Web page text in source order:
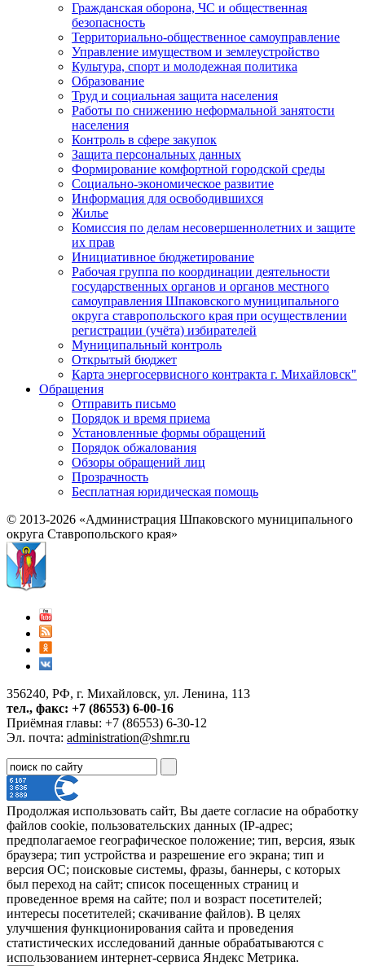
Гражданская оборона, ЧС и общественная
безопасность
Территориально-общественное самоуправление
Управление имуществом и землеустройство
Культура, спорт и молодежная политика
Образование
Труд и социальная защита населения
Работы по снижению неформальной занятости
населения
Контроль в сфере закупок
Защита персональных данных
Формирование комфортной городской среды
Социально-экономическое развитие
Информация для освободившихся
Жилье
Комиссия по делам несовершеннолетних и защите
их прав
Инициативное бюджетирование
Рабочая группа по координации деятельности
государственных органов и органов местного
самоуправления Шпаковского муниципального
округа ставропольского края при осуществлении
регистрации (учёта) избирателей
Муниципальный контроль
Открытый бюджет
Карта энергосервисного контракта г. Михайловск"
Обращения
Отправить письмо
Порядок и время приема
Установленные формы обращений
Порядок обжалования
Обзоры обращений лиц
Прозрачность
Бесплатная юридическая помощь
© 2013-2026 «Администрация Шпаковского муниципального
округа Ставропольского края»
356240, РФ, г. Михайловск, ул. Ленина, 113
тел., факс: +7 (86553) 6-00-16
Приёмная главы: +7 (86553) 6-30-12
Эл. почта: administration@shmr.ru
Продолжая использовать сайт, Вы даете согласие на обработку
файлов cookie, пользовательских данных (IP-адрес;
предполагаемое географическое положение; тип, версия, язык
браузера; тип устройства и разрешение его экрана; тип и
версия ОС; поисковые системы, фразы, баннеры, с которых
был переход на сайт; список посещенных страниц и
проведенное время на сайте; пол и возраст посетителей;
интересы посетителей; скачивание файлов). В целях
улучшения функционирования сайта и проведения
статистических исследований данные обрабатываются с
использованием интернет-сервиса Яндекс Метрика.